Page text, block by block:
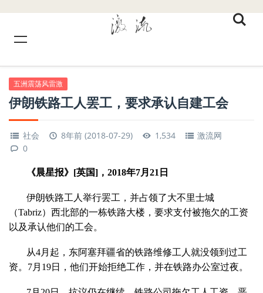
五洲震荡风雷激
伊朗铁路工人罢工，要求承认自建工会
社会 8年前 (2018-07-29) 1,534
激流网
0
《晨星报》[英国]，2018年7月21日
伊朗铁路工人举行罢工，并占领了大不里士城
（Tabriz）西北部的一栋铁路大楼，要求支付被拖欠的工资
以及承认他们的工会。
从4月起，东阿塞拜疆省的铁路维修工人就没领到过工
资。7月19日，他们开始拒绝工作，并在铁路办公室过夜。